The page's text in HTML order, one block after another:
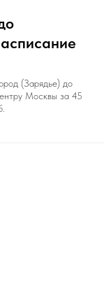
(Зарядье) до
Москвы за 45